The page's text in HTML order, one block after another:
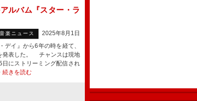
ルバム『スター・ラ
音楽ニュース
2025年8月1日
イ』から6年の時を経て、
発表した。 チャンスは現地
にストリーミング配信され
続きを読む